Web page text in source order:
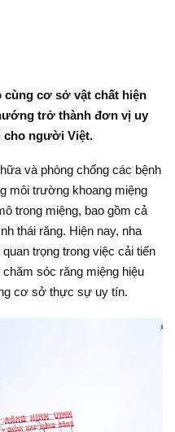
cùng cơ sở vật chất hiện
trở thành đơn vị uy
cho người Việt.
và phòng chống các bệnh
môi trường khoang miệng
trong miệng, bao gồm cả
thái răng. Hiện nay, nha
trọng trong việc cải tiến
sóc răng miệng hiệu
cơ sở thực sự uy tín.